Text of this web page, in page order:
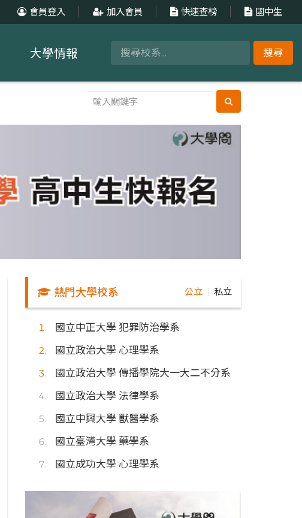
會員登入 加入會員 快速查榜 國中生
搜尋
大學情報
熱門大學校系 公立 私立
國立中正大學 犯罪防治學系
國立政治大學 心理學系
國立政治大學 傳播學院大一大二不分系
國立政治大學 法律學系
國立中興大學 獸醫學系
國立臺灣大學 藥學系
國立成功大學 心理學系